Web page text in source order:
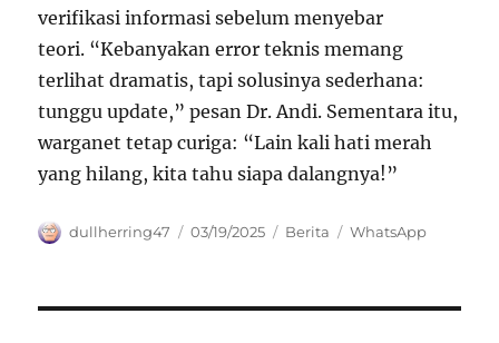
verifikasi informasi sebelum menyebar
teori. “Kebanyakan error teknis memang
terlihat dramatis, tapi solusinya sederhana:
tunggu update,” pesan Dr. Andi. Sementara itu,
warganet tetap curiga: “Lain kali hati merah
yang hilang, kita tahu siapa dalangnya!”
Author
dullherring47
Posted
03/19/2025 Categories
Berita Tags
WhatsApp